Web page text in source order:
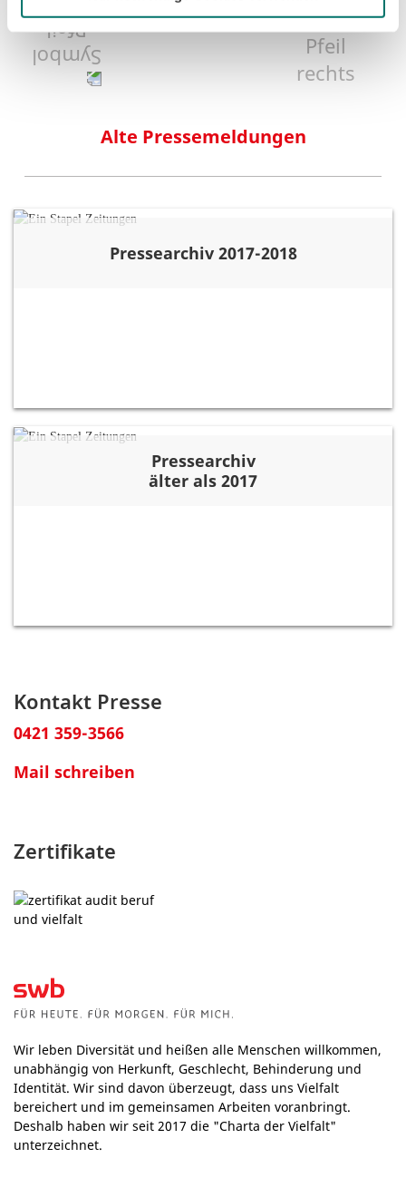
Alte Pressemeldungen
Pressearchiv 2017-2018
Pressearchiv
älter als 2017
Kontakt Presse
0421 359-3566
Mail schreiben
Zertifikate
Wir leben Diversität und heißen alle Menschen willkommen,
unabhängig von Herkunft, Geschlecht, Behinderung und
Identität. Wir sind davon überzeugt, dass uns Vielfalt
bereichert und im gemeinsamen Arbeiten voranbringt.
Deshalb haben wir seit 2017 die "Charta der Vielfalt"
unterzeichnet.